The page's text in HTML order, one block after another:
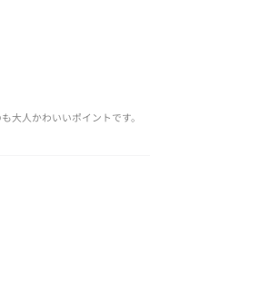
大人かわいいポイントです。